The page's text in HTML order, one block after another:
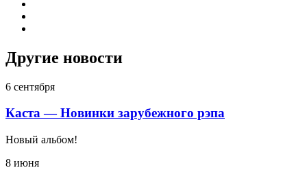
Другие новости
6 сентября
Каста — Новинки зарубежного рэпа
Новый альбом!
8 июня